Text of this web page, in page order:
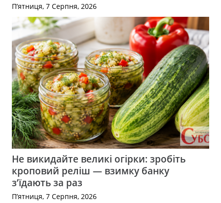
П’ятниця, 7 Серпня, 2026
Не викидайте великі огірки: зробіть
кроповий реліш — взимку банку
з’їдають за раз
П’ятниця, 7 Серпня, 2026